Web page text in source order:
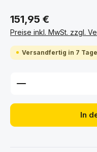
151,95 €
Preise inkl. MwSt. zzgl.
Versandfertig in 7
Produkt Anzahl:
In